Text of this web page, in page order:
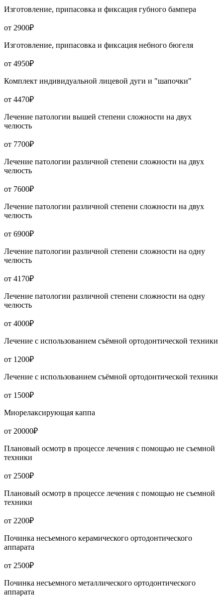
Изготовление, припасовка и фиксация губного бампера
от 2900₽
Изготовление, припасовка и фиксация небного бюгеля
от 4950₽
Комплект индивидуальной лицевой дуги и "шапочки"
от 4470₽
Лечение патологии вышей степени сложности на двух
челюсть
от 7700₽
Лечение патологии различной степени сложности на двух
челюсть
от 7600₽
Лечение патологии различной степени сложности на двух
челюсть
от 6900₽
Лечение патологии различной степени сложности на одну
челюсть
от 4170₽
Лечение патологии различной степени сложности на одну
челюсть
от 4000₽
Лечение с использованием съёмной ортодонтической техники
от 1200₽
Лечение с использованием съёмной ортодонтической техники
от 1500₽
Миорелаксирующая каппа
от 20000₽
Плановый осмотр в процессе лечения с помощью не съемной
техники
от 2500₽
Плановый осмотр в процессе лечения с помощью не съемной
техники
от 2200₽
Починка несъемного керамического ортодонтического
аппарата
от 2500₽
Починка несъемного металлического ортодонтического
аппарата